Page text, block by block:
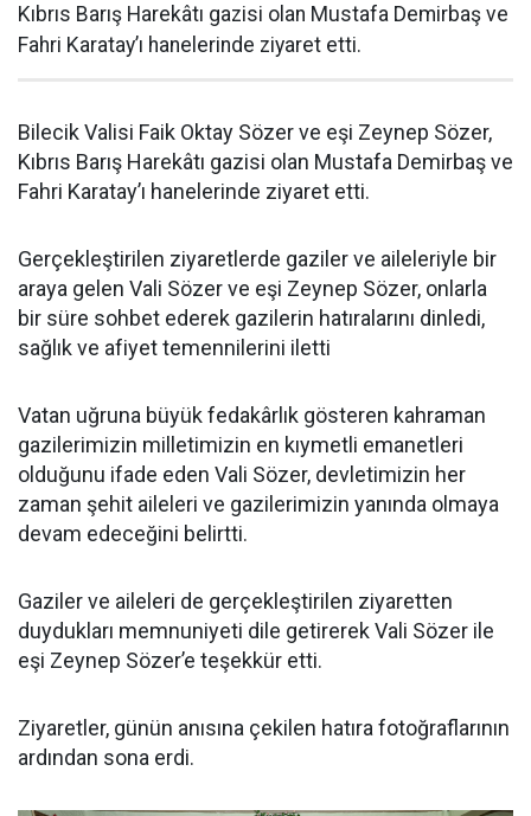
Kıbrıs Barış Harekâtı gazisi olan Mustafa Demirbaş ve
Fahri Karatay’ı hanelerinde ziyaret etti.
Bilecik Valisi Faik Oktay Sözer ve eşi Zeynep Sözer,
Kıbrıs Barış Harekâtı gazisi olan Mustafa Demirbaş ve
Fahri Karatay’ı hanelerinde ziyaret etti.
Gerçekleştirilen ziyaretlerde gaziler ve aileleriyle bir
araya gelen Vali Sözer ve eşi Zeynep Sözer, onlarla
bir süre sohbet ederek gazilerin hatıralarını dinledi,
sağlık ve afiyet temennilerini iletti
Vatan uğruna büyük fedakârlık gösteren kahraman
gazilerimizin milletimizin en kıymetli emanetleri
olduğunu ifade eden Vali Sözer, devletimizin her
zaman şehit aileleri ve gazilerimizin yanında olmaya
devam edeceğini belirtti.
Gaziler ve aileleri de gerçekleştirilen ziyaretten
duydukları memnuniyeti dile getirerek Vali Sözer ile
eşi Zeynep Sözer’e teşekkür etti.
Ziyaretler, günün anısına çekilen hatıra fotoğraflarının
ardından sona erdi.